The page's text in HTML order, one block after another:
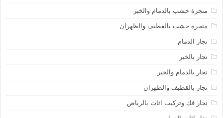
منجرة خشب بالدمام والخبر
منجرة خشب بالقطيف والظهران
نجار الدمام
نجار بالخبر
نجار بالدمام والخبر
نجار بالقطيف والظهران
نجار فك وتركيب اثاث بالرياض